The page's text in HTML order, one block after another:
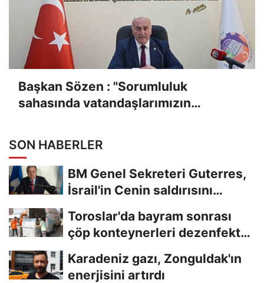
Başkan Sözen : "Sorumluluk
sahasında vatandaşlarımızın
SON HABERLER
BM Genel Sekreteri Guterres,
İsrail'in Cenin saldırısını
Toroslar'da bayram sonrası
çöp konteynerleri dezenfekte
Karadeniz gazı, Zonguldak'ın
enerjisini artırdı